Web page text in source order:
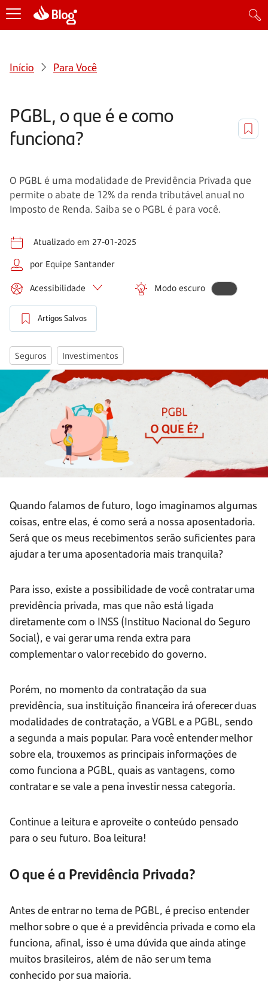
Início Para Você
PGBL, o que é e como
funciona?
O PGBL é uma modalidade de Previdência Privada que
permite o abate de 12% da renda tributável anual no
Imposto de Renda. Saiba se o PGBL é para você.
Atualizado em 27-01-2025
por Equipe Santander
Acessibilidade Modo escuro
Artigos Salvos
Seguros Investimentos
Quando falamos de futuro, logo imaginamos algumas
coisas, entre elas, é como será a nossa aposentadoria.
Será que os meus recebimentos serão suficientes para
ajudar a ter uma aposentadoria mais tranquila?
Para isso, existe a possibilidade de você contratar uma
previdência privada, mas que não está ligada
diretamente com o INSS (Instituo Nacional do Seguro
Social), e vai gerar uma renda extra para
complementar o valor recebido do governo.
Porém, no momento da contratação da sua
previdência, sua instituição financeira irá oferecer duas
modalidades de contratação, a VGBL e a PGBL, sendo
a segunda a mais popular. Para você entender melhor
sobre ela, trouxemos as principais informações de
como funciona a PGBL, quais as vantagens, como
contratar e se vale a pena investir nessa categoria.
Continue a leitura e aproveite o conteúdo pensado
para o seu futuro. Boa leitura!
O que é a Previdência Privada?
Antes de entrar no tema de PGBL, é preciso entender
melhor sobre o que é a previdência privada e como ela
funciona, afinal, isso é uma dúvida que ainda atinge
muitos brasileiros, além de não ser um tema
conhecido por sua maioria.